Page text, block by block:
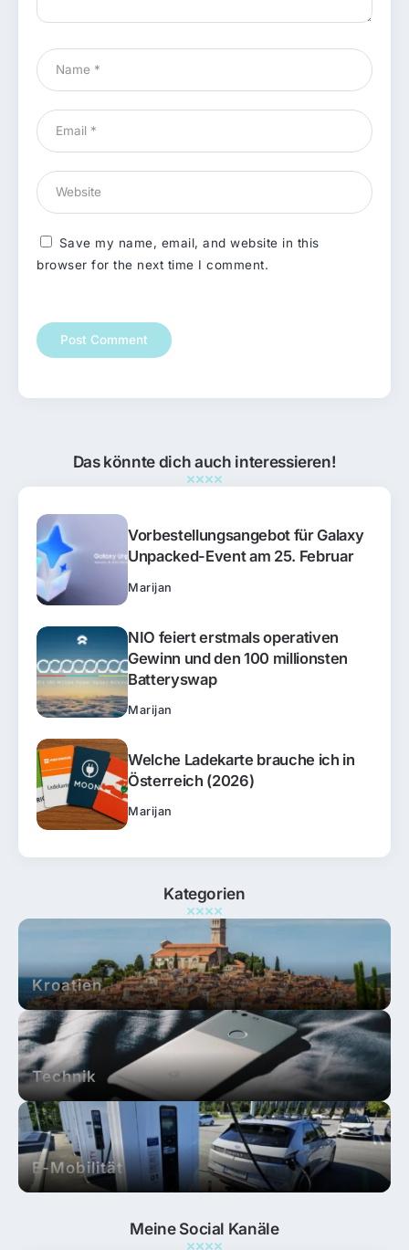
Save my name, email, and website in this
browser for the next time I comment.
Das könnte dich auch interessieren!
Vorbestellungsangebot für Galaxy
Unpacked-Event am 25. Februar
Marijan
NIO feiert erstmals operativen
Gewinn und den 100 millionsten
Batteryswap
Marijan
Welche Ladekarte brauche ich in
Österreich (2026)
Marijan
Kategorien
Kroatien
Technik
E-Mobilität
Meine Social Kanäle